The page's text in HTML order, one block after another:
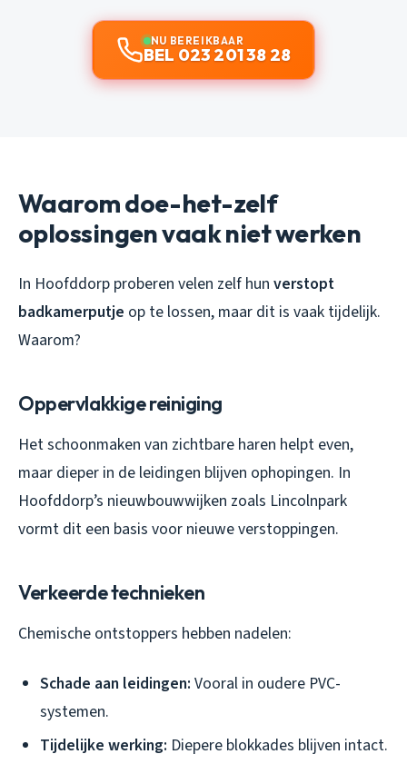
NU BEREIKBAAR
BEL 023 201 38 28
Waarom doe-het-zelf
oplossingen vaak niet werken
In Hoofddorp proberen velen zelf hun verstopt
badkamerputje op te lossen, maar dit is vaak tijdelijk.
Waarom?
Oppervlakkige reiniging
Het schoonmaken van zichtbare haren helpt even,
maar dieper in de leidingen blijven ophopingen. In
Hoofddorp’s nieuwbouwwijken zoals Lincolnpark
vormt dit een basis voor nieuwe verstoppingen.
Verkeerde technieken
Chemische ontstoppers hebben nadelen:
Schade aan leidingen: Vooral in oudere PVC-
systemen.
Tijdelijke werking: Diepere blokkades blijven intact.